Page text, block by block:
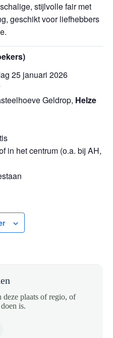
stijlvolle fair met
geschikt voor liefhebbers
25 januari 2026
Geldrop, Helze
in het centrum (o.a. bij AH,
plaats of regio, of
is.